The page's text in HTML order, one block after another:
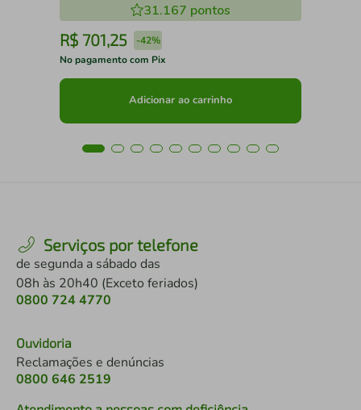
31.167 pontos
R$ 701,25 -42%
No pagamento com Pix
Adicionar ao carrinho
Serviços por telefone
de segunda a sábado das
08h às 20h40 (Exceto feriados)
0800 724 4770
Ouvidoria
Reclamações e denúncias
0800 646 2519